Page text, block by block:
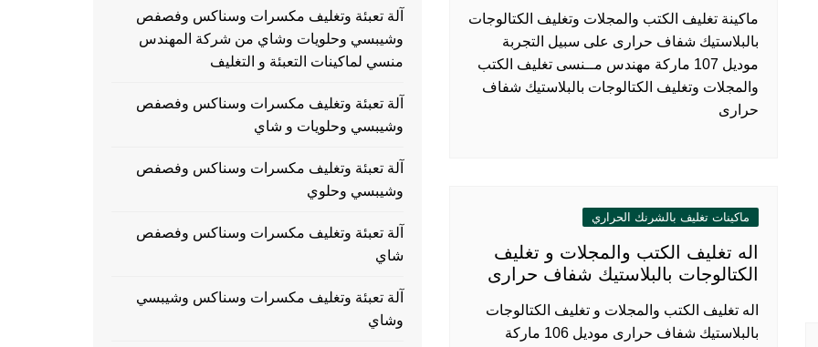
ماكينة تغليف الكتب والمجلات وتغليف الكتالوجات
بالبلاستيك شفاف حرارى على سبيل التجربة
موديل 107 ماركة مهندس مــنسى تغليف الكتب
والمجلات وتغليف الكتالوجات بالبلاستيك شفاف
حرارى
ماكينات تغليف بالشرنك الحراري
اله تغليف الكتب والمجلات و تغليف
الكتالوجات بالبلاستيك شفاف حرارى
اله تغليف الكتب والمجلات و تغليف الكتالوجات
بالبلاستيك شفاف حرارى موديل 106 ماركة
آلة تعبئة وتغليف مكسرات وسناكس وفصفص
وشيبسي وحلويات وشاي من شركة المهندس
منسي لماكينات التعبئة و التغليف
آلة تعبئة وتغليف مكسرات وسناكس وفصفص
وشيبسي وحلويات و شاي
آلة تعبئة وتغليف مكسرات وسناكس وفصفص
وشيبسي وحلوي
آلة تعبئة وتغليف مكسرات وسناكس وفصفص
شاي
آلة تعبئة وتغليف مكسرات وسناكس وشيبسي
وشاي